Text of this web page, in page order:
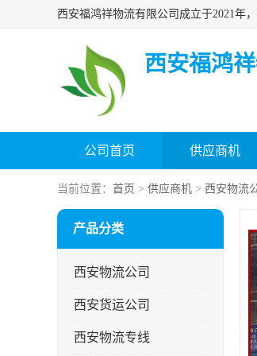
西安福鸿
公司首页 供应商机
当前位置： 首页 > 供应商机 > 西安物流
产品分类
西安物流公司
西安货运公司
西安物流专线